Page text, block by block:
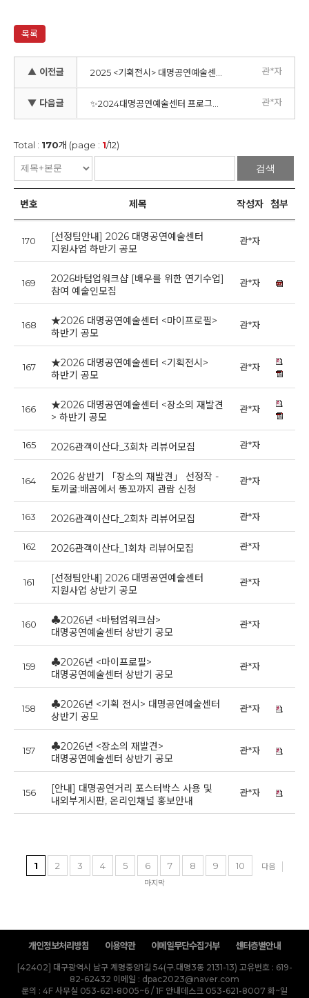
목록
▲ 이전글 관*자
▼ 다음글 관*자
Total : 170개 (page : 1/12)
검색
번호 제목 작성자 첨부
170
[선정팀안내] 2026 대명공연예술센터
지원사업 하반기 공모
관*자
169
2026바텀업워크샵 [배우를 위한 연기수업]
참여 예술인모집
관*자
168
★2026 대명공연예술센터 <마이프로필>
하반기 공모
관*자
167
★2026 대명공연예술센터 <기획전시>
하반기 공모
관*자
166
★2026 대명공연예술센터 <장소의 재발견
> 하반기 공모
관*자
165 2026관객이산다_3회차 리뷰어모집 관*자
164
2026 상반기 「장소의 재발견」 선정작 -
토끼굴:배꼽에서 똥꼬까지 관람 신청
관*자
163 2026관객이산다_2회차 리뷰어모집 관*자
162 2026관객이산다_1회차 리뷰어모집 관*자
161
[선정팀안내] 2026 대명공연예술센터
지원사업 상반기 공모
관*자
160
♣2026년 <바텀업워크샵>
대명공연예술센터 상반기 공모
관*자
159
♣2026년 <마이프로필>
대명공연예술센터 상반기 공모
관*자
158
♣2026년 <기획 전시> 대명공연예술센터
상반기 공모
관*자
157
♣2026년 <장소의 재발견>
대명공연예술센터 상반기 공모
관*자
156
[안내] 대명공연거리 포스터박스 사용 및
내외부게시판, 온리인채널 홍보안내
관*자
1 2 3 4 5 6 7 8 9 10
다음
마지막
개인정보처리방침 이용약관 이메일무단수집거부 센터층별안내
[42402] 대구광역시 남구 계명중앙1길 54(구.대명3동 2131-13) 고유번호 : 619-
82-62432 이메일 : dpac2023@naver.com
문의 : 4F 사무실 053-621-8005~6 / 1F 안내데스크 053-621-8007 화~일